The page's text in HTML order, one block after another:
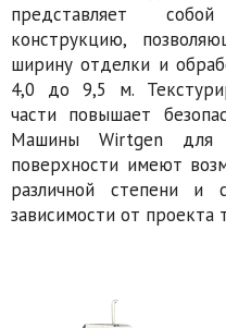
представляет
конструкцию,
ширину отделки и
4,0 до 9,5 м.
части повышает
Машины Wirtgen для
поверхности имеют
различной степени
зависимости от проекта